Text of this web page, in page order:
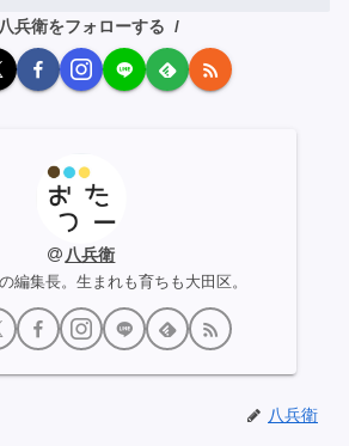
八兵衛をフォローする
八兵衛
編集長。生まれも育ちも大田区。
八兵衛